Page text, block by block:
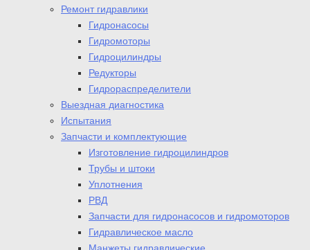
Ремонт гидравлики
Гидронасосы
Гидромоторы
Гидроцилиндры
Редукторы
Гидрораспределители
Выездная диагностика
Испытания
Запчасти и комплектующие
Изготовление гидроцилиндров
Трубы и штоки
Уплотнения
РВД
Запчасти для гидронасосов и гидромоторов
Гидравлическое масло